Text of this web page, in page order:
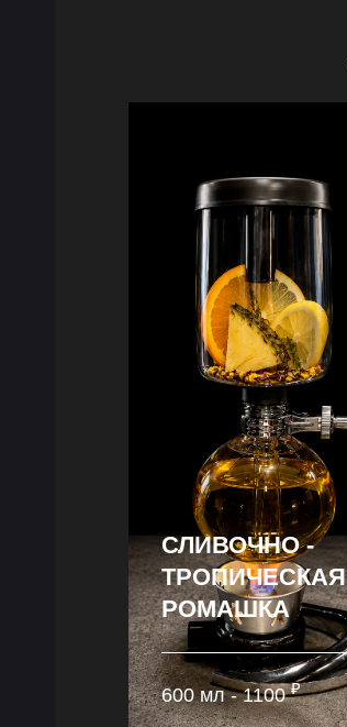
СЛИВОЧНО -
ТРОПИЧЕСКАЯ
РОМАШКА
600 мл - 1100₽